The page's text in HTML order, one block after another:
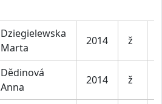
Dziegielewska
Marta
2014 ž
Dědinová
Anna
2014 ž